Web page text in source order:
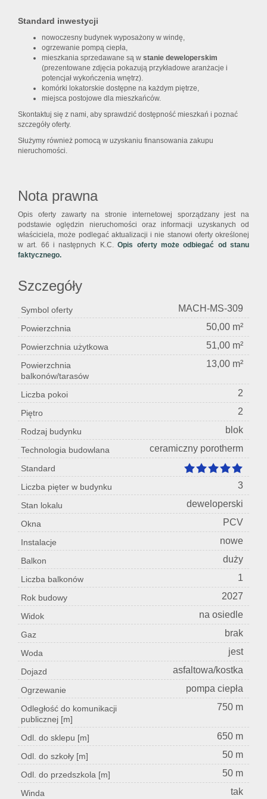
Standard inwestycji
nowoczesny budynek wyposażony w windę,
ogrzewanie pompą ciepła,
mieszkania sprzedawane są w stanie deweloperskim
(prezentowane zdjęcia pokazują przykładowe aranżacje i
potencjał wykończenia wnętrz).
komórki lokatorskie dostępne na każdym piętrze,
miejsca postojowe dla mieszkańców.
Skontaktuj się z nami, aby sprawdzić dostępność mieszkań i poznać
szczegóły oferty.
Służymy również pomocą w uzyskaniu finansowania zakupu
nieruchomości.
Nota prawna
Opis oferty zawarty na stronie internetowej sporządzany jest na
podstawie oględzin nieruchomości oraz informacji uzyskanych od
właściciela, może podlegać aktualizacji i nie stanowi oferty określonej
w art. 66 i następnych K.C.Opis oferty może odbiegać od stanu
faktycznego.
Szczegóły
Symbol oferty MACH-MS-309
Powierzchnia 50,00 m²
Powierzchnia użytkowa 51,00 m²
Powierzchnia
balkonów/tarasów
13,00 m²
Liczba pokoi 2
Piętro 2
Rodzaj budynku blok
Technologia budowlana ceramiczny porotherm
Standard
Liczba pięter w budynku
3
Stan lokalu deweloperski
Okna PCV
Instalacje nowe
Balkon duży
Liczba balkonów 1
Rok budowy 2027
Widok na osiedle
Gaz brak
Woda jest
Dojazd asfaltowa/kostka
Ogrzewanie pompa ciepła
Odległość do komunikacji
publicznej [m]
750 m
Odl. do sklepu [m] 650 m
Odl. do szkoły [m] 50 m
Odl. do przedszkola [m] 50 m
Winda tak